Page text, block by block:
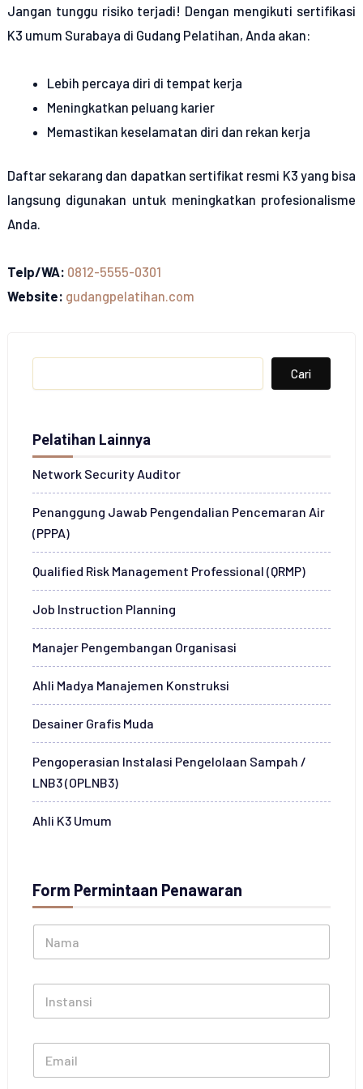
Jangan tunggu risiko terjadi! Dengan mengikuti sertifikasi
K3 umum Surabaya di Gudang Pelatihan, Anda akan:
Lebih percaya diri di tempat kerja
Meningkatkan peluang karier
Memastikan keselamatan diri dan rekan kerja
Daftar sekarang dan dapatkan sertifikat resmi K3 yang bisa
langsung digunakan untuk meningkatkan profesionalisme
Anda.
Telp/WA: 0812-5555-0301
Website: gudangpelatihan.com
Search
Cari
Pelatihan Lainnya
Network Security Auditor
Penanggung Jawab Pengendalian Pencemaran Air
(PPPA)
Qualified Risk Management Professional (QRMP)
Job Instruction Planning
Manajer Pengembangan Organisasi
Ahli Madya Manajemen Konstruksi
Desainer Grafis Muda
Pengoperasian Instalasi Pengelolaan Sampah /
LNB3 (OPLNB3)
Ahli K3 Umum
Form Permintaan Penawaran
N
m
I
s
s
E
a